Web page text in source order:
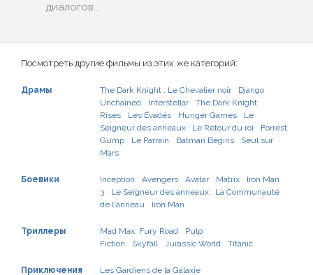
диалогов...
Посмотреть другие фильмы из этих же категорий:
Драмы The Dark Knight : Le Chevalier noir
Django
Unchained
Interstellar
The Dark Knight
Rises
Les Évadés Hunger Games
Le
Seigneur des anneaux : Le Retour du roi
Forrest
Gump
Le Parrain Batman Begins
Seul sur
Mars
Боевики Inception Avengers Avatar Matrix
Iron Man
3
Le Seigneur des anneaux : La Communauté
de l'anneau
Iron Man
Триллеры Mad Max: Fury Road
Pulp
Fiction
Skyfall Jurassic World Titanic
Приключения Les Gardiens de la Galaxie